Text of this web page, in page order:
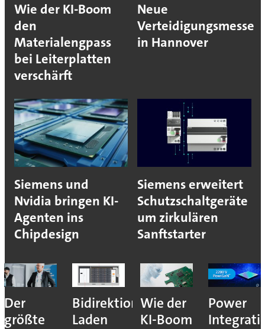
Wie der KI-Boom
den
Materialengpass
bei Leiterplatten
verschärft
Neue
Verteidigungsmesse
in Hannover
Siemens und
Nvidia bringen KI-
Agenten ins
Chipdesign
Siemens erweitert
Schutzschaltgeräte
um zirkulären
Sanftstarter
Der
größte
Bidirektionales
Laden
Wie der
KI-Boom
Power